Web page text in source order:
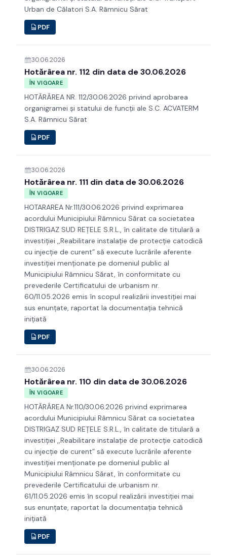
Urban de Călatori S.A. Râmnicu Sărat
PDF
30.06.2026
Hotărârea nr. 112 din data de 30.06.2026
ÎN VIGOARE
HOTĂRÂREA NR. 112/30.06.2026 privind aprobarea
organigramei şi statului de funcţii ale S.C. ACVATERM
S.A. Râmnicu Sărat
PDF
30.06.2026
Hotărârea nr. 111 din data de 30.06.2026
ÎN VIGOARE
HOTARAREA Nr.111/30.06.2026 privind exprimarea
acordului Municipiului Râmnicu Sărat ca societatea
DISTRIGAZ SUD REȚELE S.R.L., în calitate de titulară a
investiției ,,Reabilitare instalație de protecție catodică
cu injecție de curent” să execute lucrările aferente
investiției menționate pe domeniul public al
Municipiului Râmnicu Sărat, în conformitate cu
prevederile Certificatului de urbanism nr.
60/11.05.2026 emis în scopul realizării investiţiei mai
sus enunțate, raportat la documentația tehnică
inițiată
PDF
30.06.2026
Hotărârea nr. 110 din data de 30.06.2026
ÎN VIGOARE
HOTĂRÂREA Nr.110/30.06.2026 privind exprimarea
acordului Municipiului Râmnicu Sărat ca societatea
DISTRIGAZ SUD REȚELE S.R.L., în calitate de titulară a
investiției ,,Reabilitare instalație de protecție catodică
cu injecție de curent” să execute lucrările aferente
investiției menționate pe domeniul public al
Municipiului Râmnicu Sărat, în conformitate cu
prevederile Certificatului de urbanism nr.
61/11.05.2026 emis în scopul realizării investiţiei mai
sus enunțate, raportat la documentația tehnică
inițiată
PDF